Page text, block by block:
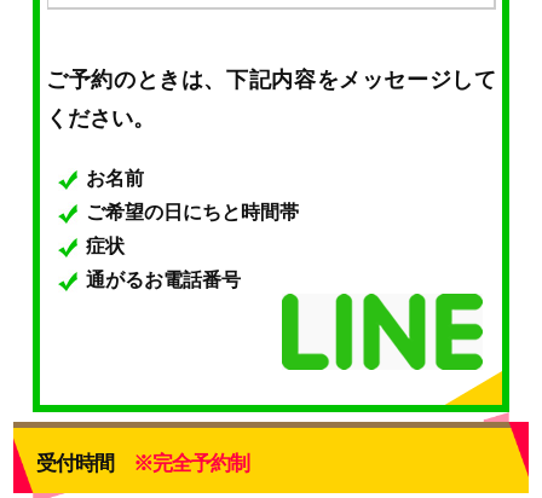
ご予約のときは、下記内容をメッセージして
ください。
お名前
ご希望の日にちと時間帯
症状
通がるお電話番号
受付時間 ※完全予約制